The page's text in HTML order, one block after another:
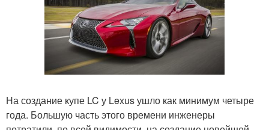
На создание купе LC у Lexus ушло как минимум четыре
года. Большую часть этого времени инженеры